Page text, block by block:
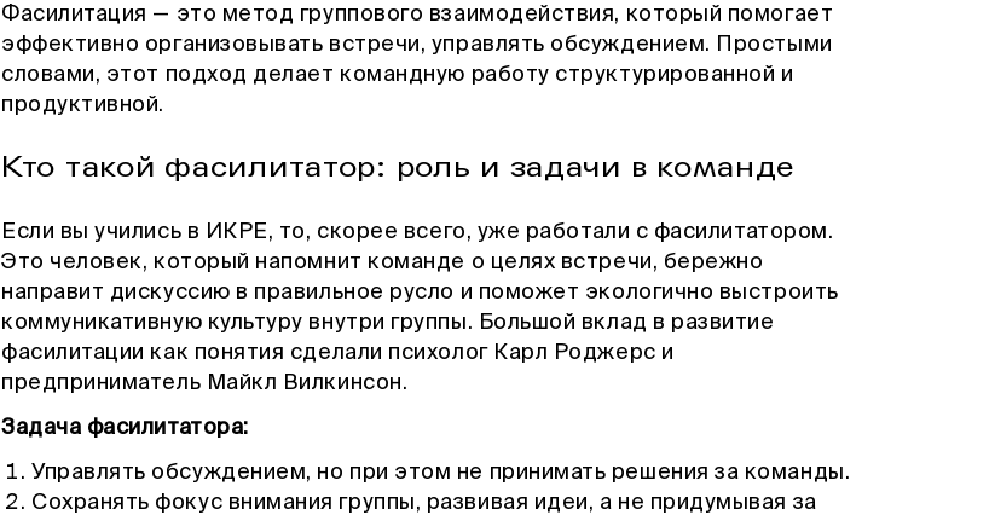
Фасилитация — это метод группового взаимодействия, который помогает
эффективно организовывать встречи, управлять обсуждением. Простыми
словами, этот подход делает командную работу структурированной и
продуктивной.
Кто такой фасилитатор: роль и задачи в команде
Если вы учились в ИКРЕ, то, скорее всего, уже работали с фасилитатором.
Это человек, который напомнит команде о целях встречи, бережно
направит дискуссию в правильное русло и поможет экологично выстроить
коммуникативную культуру внутри группы. Большой вклад в развитие
фасилитации как понятия сделали психолог Карл Роджерс и
предприниматель Майкл Вилкинсон.
Задача фасилитатора:
Управлять обсуждением, но при этом не принимать решения за команды.
Сохранять фокус внимания группы, развивая идеи, а не придумывая за